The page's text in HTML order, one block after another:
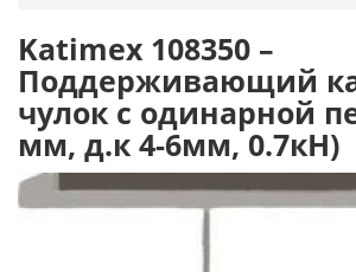
Katimex 108350 –
Поддерживающий
чулок с одинарной
мм, д.к 4-6мм, 0.7кН)